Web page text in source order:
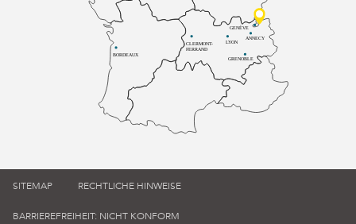
BORDEAUX
CLERMONT-
FERRAND
LYON
ANNECY
GRENOBLE
GENÈVE
SITEMAP RECHTLICHE HINWEISE
BARRIEREFREIHEIT: NICHT KONFORM